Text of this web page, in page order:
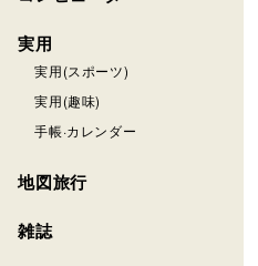
実用
実用(スポーツ)
実用(趣味)
手帳·カレンダー
地図旅行
雑誌